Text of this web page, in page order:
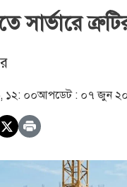
সার্ভারে
১২: ০০আপডেট : ০৭ জুন